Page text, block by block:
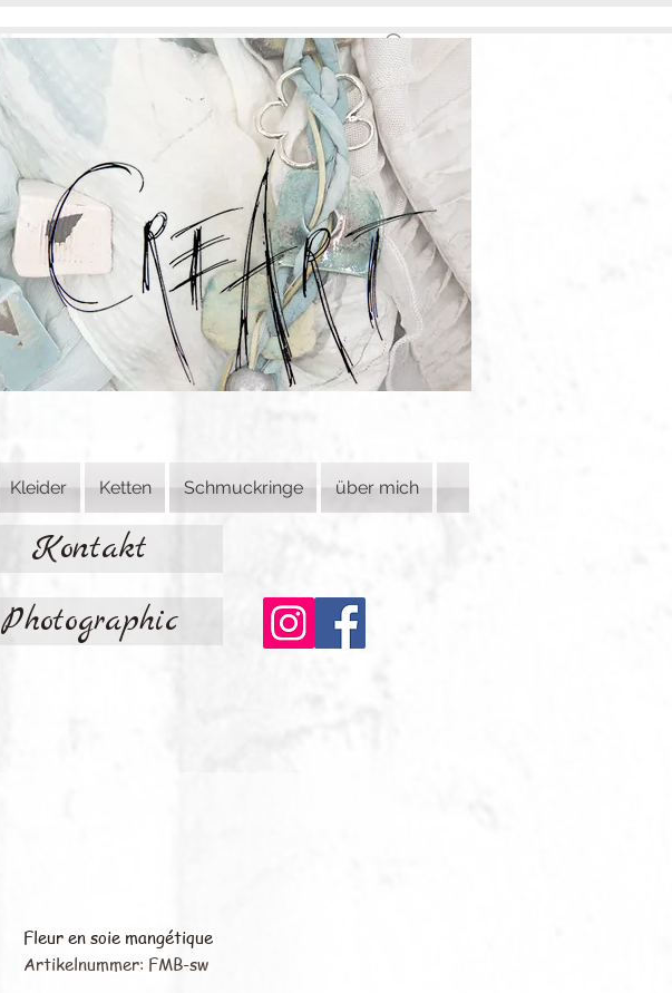
Kleider Ketten Schmuckringe über mich
Kontakt
Photographic
Fleur en soie mangétique
Artikelnummer: FMB-sw